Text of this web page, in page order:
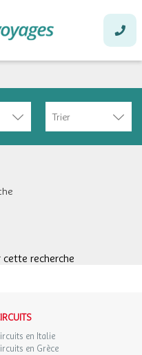
Trier
recherche
en Italie
en Grèce